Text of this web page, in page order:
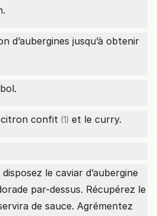
d’aubergines jusqu’à obtenir
citron confit (1) et le curry.
le caviar d’aubergine
par-dessus. Récupérez le
de sauce. Agrémentez